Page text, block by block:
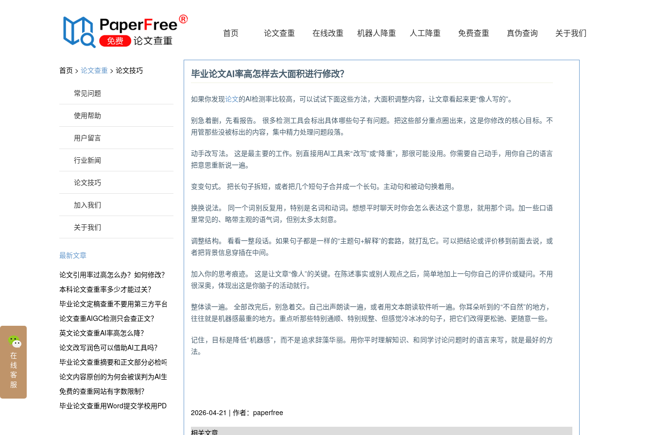
®
首页 论文查重 在线改重 机器人降重 人工降重 免费查重 真伪查询 关于我们
首页 > 论文查重 > 论文技巧
常见问题
使用帮助
用户留言
行业新闻
论文技巧
加入我们
关于我们
最新文章
论文引用率过高怎么办？如何修改？
本科论文查重率多少才能过关？
毕业论文定稿查重不要用第三方平台？
论文查重AIGC检测只会查正文？
英文论文查重AI率高怎么降？
论文改写润色可以借助AI工具吗？
毕业论文查重摘要和正文部分必检吗？
论文内容原创的为何会被误判为AI生成？
免费的查重网站有字数限制？
毕业论文查重用Word提交学校用PDF？
毕业论文AI率高怎样去大面积进行修改？
如果你发现论文的AI检测率比较高，可以试试下面这些方法，大面积调整内容，让文章看起来更“像人写的”。
别急着删，先看报告。 很多检测工具会标出具体哪些句子有问题。把这些部分重点圈出来，这是你修改的核心目标。不
用管那些没被标出的内容，集中精力处理问题段落。
动手改写法。 这是最主要的工作。别直接用AI工具来“改写”或“降重”，那很可能没用。你需要自己动手，用你自己的语言
把意思重新说一遍。
变变句式。 把长句子拆短，或者把几个短句子合并成一个长句。主动句和被动句换着用。
换换说法。 同一个词别反复用，特别是名词和动词。想想平时聊天时你会怎么表达这个意思，就用那个词。加一些口语
里常见的、略带主观的语气词，但别太多太刻意。
调整结构。 看看一整段话。如果句子都是一样的“主题句+解释”的套路，就打乱它。可以把结论或评价移到前面去说，或
者把背景信息穿插在中间。
加入你的思考痕迹。 这是让文章“像人”的关键。在陈述事实或别人观点之后，简单地加上一句你自己的评价或疑问。不用
很深奥，体现出这是你脑子的活动就行。
整体读一遍。 全部改完后，别急着交。自己出声朗读一遍，或者用文本朗读软件听一遍。你耳朵听到的“不自然”的地方，
往往就是机器感最重的地方。重点听那些特别通顺、特别规整、但感觉冷冰冰的句子，把它们改得更松驰、更随意一些。
记住，目标是降低“机器感”，而不是追求辞藻华丽。用你平时理解知识、和同学讨论问题时的语言来写，就是最好的方
法。
2026-04-21 | 作者：paperfree
相关文章
在
线
客
服